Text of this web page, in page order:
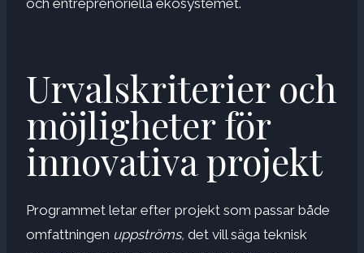
Urvalskriterier och
möjligheter för
innovativa projekt
Programmet letar efter projekt som passar både
omfattningen uppströms, det vill säga teknisk